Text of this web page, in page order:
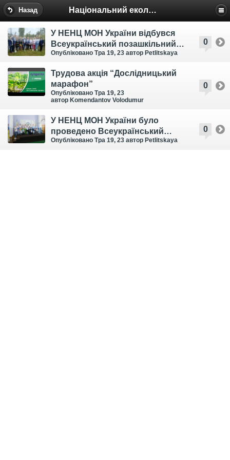
Назад Національний еколого-натуралістичний центр
0
У НЕНЦ МОН України відбувся
Всеукраїнський позашкільний
форум «Позашкілля: безпечний
Опубліковано Тра 19, 23 автор Petlitskaya
0
Трудова акція “Дослідницький
марафон”
Опубліковано Тра 19, 23
автор Komendantov Volodumur
0
У НЕНЦ МОН України було
проведено Всеукраїнський
конкурс дослідницько-
Опубліковано Тра 19, 23 автор Petlitskaya